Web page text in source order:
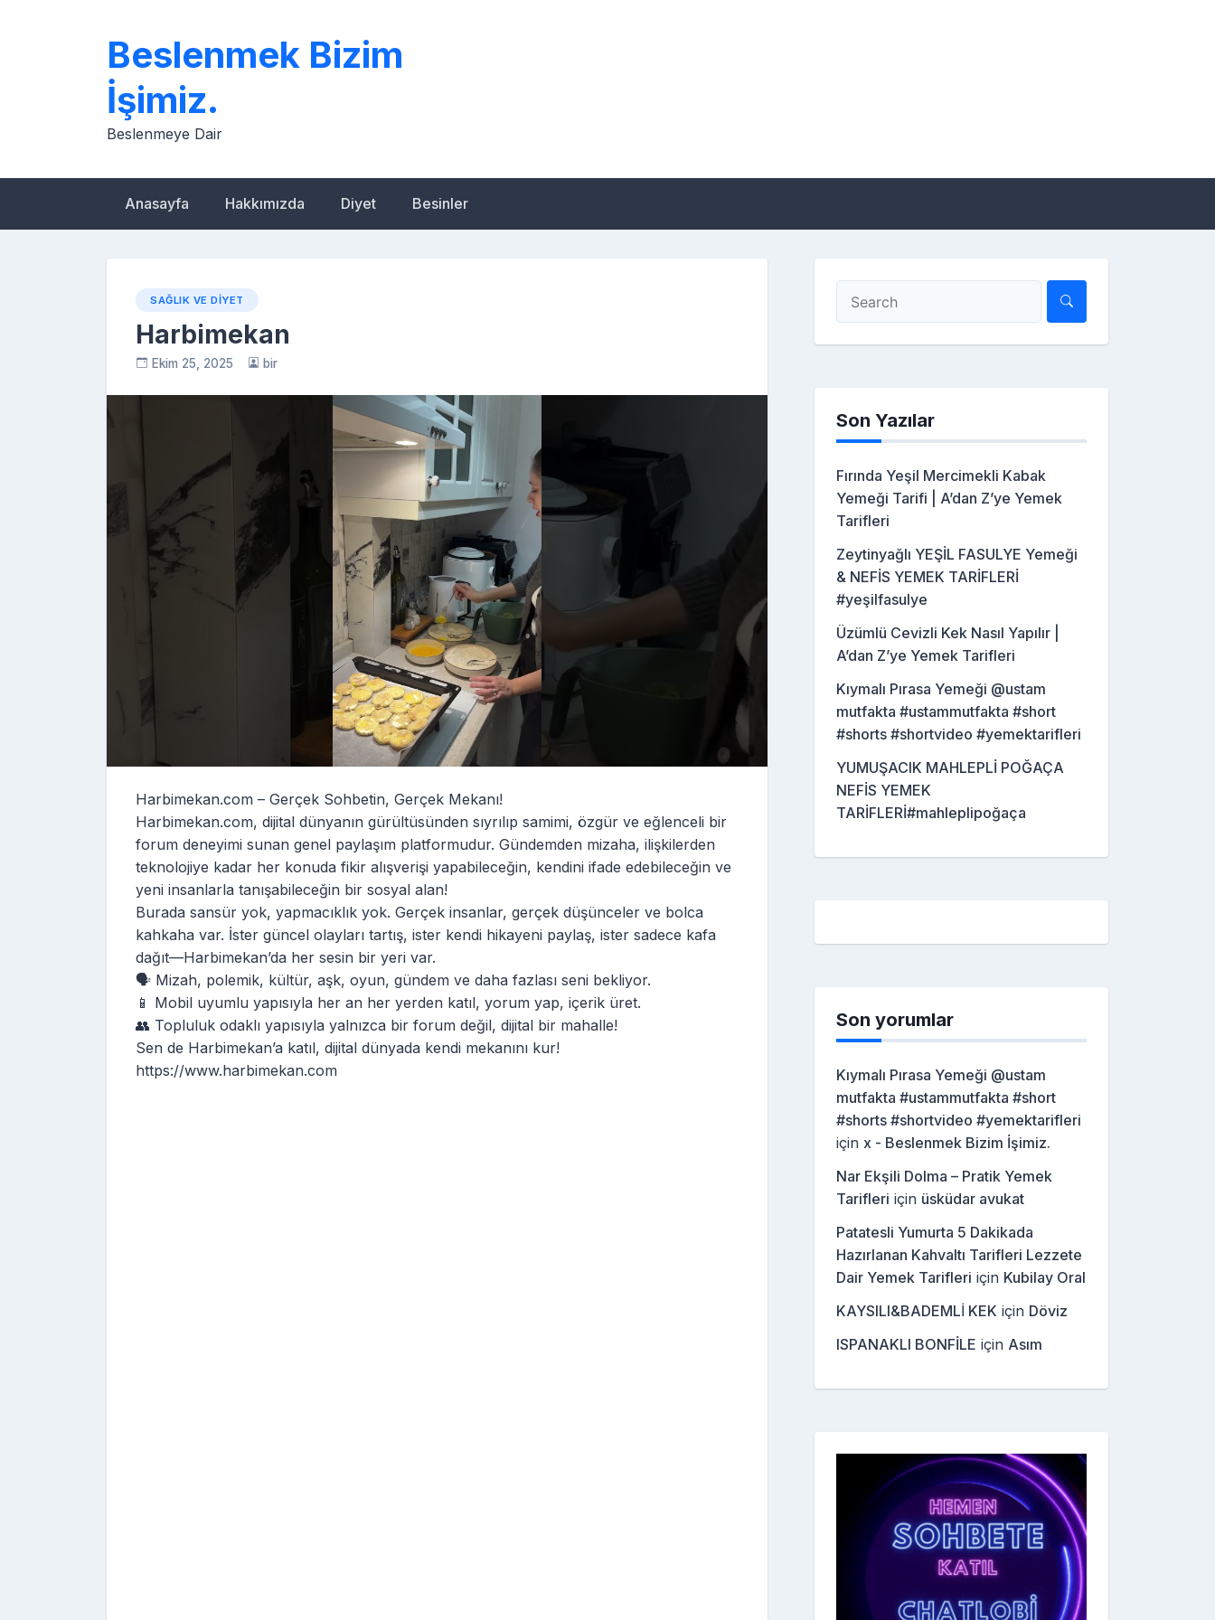
Beslenmek Bizim
İşimiz.
Beslenmeye Dair
Anasayfa Hakkımızda Diyet Besinler
SAĞLIK VE DIYET
Harbimekan
Ekim 25, 2025 bir
Harbimekan.com – Gerçek Sohbetin, Gerçek Mekanı!
Harbimekan.com, dijital dünyanın gürültüsünden sıyrılıp samimi, özgür ve eğlenceli bir
forum deneyimi sunan genel paylaşım platformudur. Gündemden mizaha, ilişkilerden
teknolojiye kadar her konuda fikir alışverişi yapabileceğin, kendini ifade edebileceğin ve
yeni insanlarla tanışabileceğin bir sosyal alan!
Burada sansür yok, yapmacıklık yok. Gerçek insanlar, gerçek düşünceler ve bolca
kahkaha var. İster güncel olayları tartış, ister kendi hikayeni paylaş, ister sadece kafa
dağıt—Harbimekan’da her sesin bir yeri var.
🗣️ Mizah, polemik, kültür, aşk, oyun, gündem ve daha fazlası seni bekliyor.
📱 Mobil uyumlu yapısıyla her an her yerden katıl, yorum yap, içerik üret.
👥 Topluluk odaklı yapısıyla yalnızca bir forum değil, dijital bir mahalle!
Sen de Harbimekan’a katıl, dijital dünyada kendi mekanını kur!
https://www.harbimekan.com
Son Yazılar
Fırında Yeşil Mercimekli Kabak
Yemeği Tarifi | A’dan Z’ye Yemek
Tarifleri
Zeytinyağlı YEŞİL FASULYE Yemeği
& NEFİS YEMEK TARİFLERİ
#yeşilfasulye
Üzümlü Cevizli Kek Nasıl Yapılır |
A’dan Z’ye Yemek Tarifleri
Kıymalı Pırasa Yemeği @ustam
mutfakta #ustammutfakta #short
#shorts #shortvideo #yemektarifleri
YUMUŞACIK MAHLEPLİ POĞAÇA
NEFİS YEMEK
TARİFLERİ#mahleplipoğaça
Son yorumlar
Kıymalı Pırasa Yemeği @ustam
mutfakta #ustammutfakta #short
#shorts #shortvideo #yemektarifleri
için x - Beslenmek Bizim İşimiz.
Nar Ekşili Dolma – Pratik Yemek
Tarifleri için üsküdar avukat
Patatesli Yumurta 5 Dakikada
Hazırlanan Kahvaltı Tarifleri Lezzete
Dair Yemek Tarifleri için Kubilay Oral
KAYSILI&BADEMLİ KEK için Döviz
ISPANAKLI BONFİLE için Asım